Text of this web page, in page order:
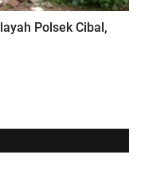
Polsek Cibal,